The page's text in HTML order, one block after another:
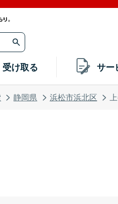
受け取る サー
静岡県 浜松市浜北区